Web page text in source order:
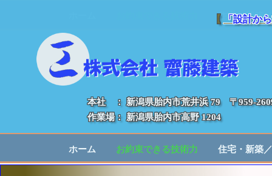
【 「設計か
本社 ： 新潟県胎内市荒井浜 79 〒959-
作業場： 新潟県胎内市高野 1204
ホーム お約束できる技術力 住宅・新築